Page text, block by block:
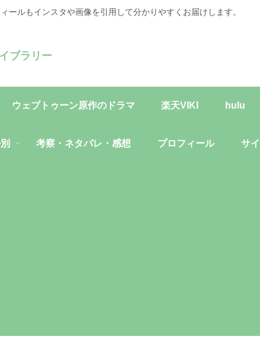
ルもインスタや画像を引用して分かりやすくお届けします。
ブラリー
ウェブトゥーン原作のドラマ 楽天VIKI hulu
考察・ネタバレ・感想 プロフィール サ